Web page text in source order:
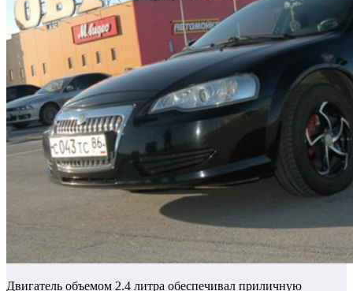
Двигатель объемом 2.4 литра обеспечивал приличную